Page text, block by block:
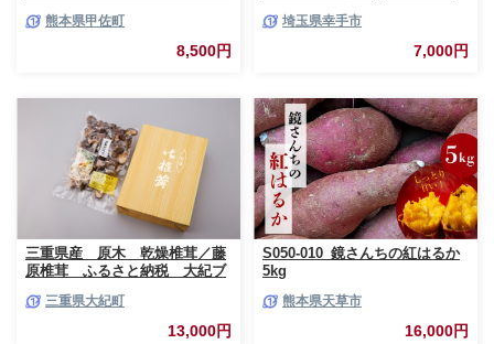
れ 国産 熊本県産 お任せ 何が入
っているかはお楽しみ 7種類前
後 おすすめ 熊本県 甲佐町【価
熊本県甲佐町
8,500円
野菜 ベジタブル 美味しい おい
しい 根菜 スタミナ 大蒜 生にん
にく 国産 おすすめ 送料無料 埼
埼玉県幸手市
7,000円
三重県産 原木 乾燥椎茸／藤
原椎茸 ふるさと納税 大紀ブ
ノコ きのこ 三重県 大紀町
三重県大紀町
13,000円
S050-010_鏡さんちの紅はるか
5kg
熊本県天草市
16,000円